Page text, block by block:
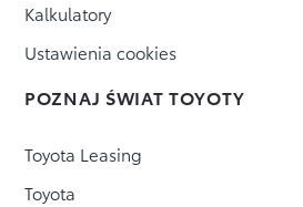
Kalkulatory
Ustawienia cookies
POZNAJ ŚWIAT TOYOTY
Toyota Leasing
Toyota